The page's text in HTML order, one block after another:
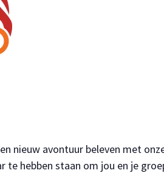
nieuw avontuur beleven met
te hebben staan om jou en je